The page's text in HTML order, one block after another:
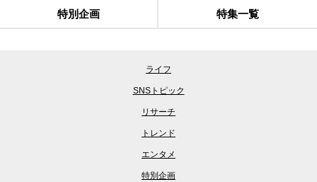
特別企画 特集一覧
ライフ
SNSトピック
リサーチ
トレンド
エンタメ
特別企画